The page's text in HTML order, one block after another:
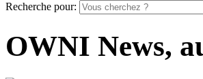
Recherche pour:
OWNI News,